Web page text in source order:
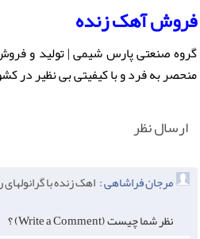
فروشآهک زنده
گروه صنعتی پارس شیمی | تولید و
منحصر به فرد و با کیفیتی بی نظیر در
ارسال نظر
مرجان فراشاهی : اهک زنده با
نظر شما چیست (Write a Comment) ؟